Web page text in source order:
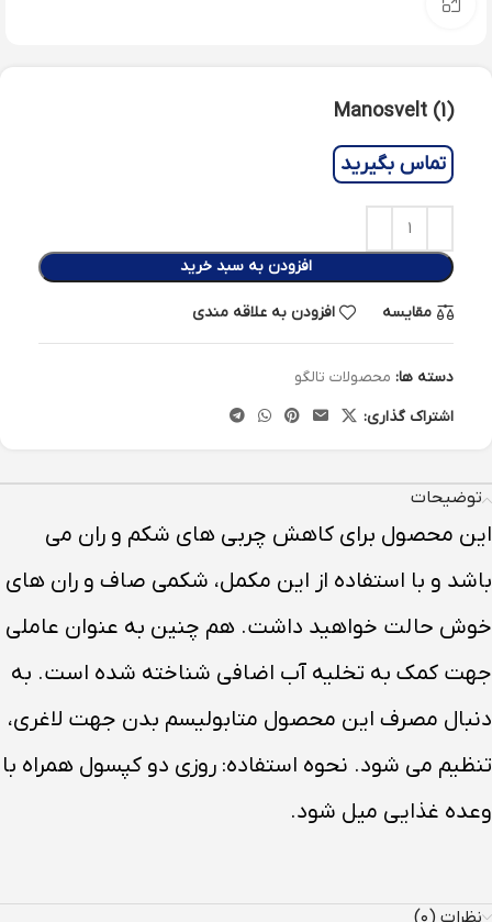
Manosvelt (1)
تماس بگیرید
افزودن به سبد خرید
مقایسه افزودن به علاقه مندی
دسته ها: محصولات تالگو
اشتراک گذاری:
توضیحات
این محصول برای کاهش چربی های شکم و ران می
باشد و با استفاده از این مکمل، شکمی صاف و ران های
خوش حالت خواهید داشت. هم چنین به عنوان عاملی
جهت کمک به تخلیه آب اضافی شناخته شده است. به
دنبال مصرف این محصول متابولیسم بدن جهت لاغری،
تنظیم می شود. نحوه استفاده: روزی دو کپسول همراه با
وعده غذایی میل شود.
نظرات (۰)